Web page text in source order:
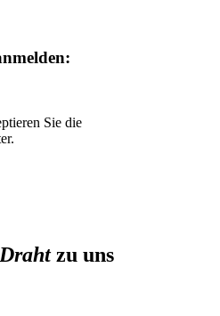
Sie die
Drahtzu uns